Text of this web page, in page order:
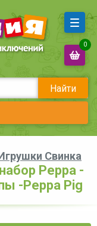
Найти
0
Свинка
Peppa -
-Peppa Pig